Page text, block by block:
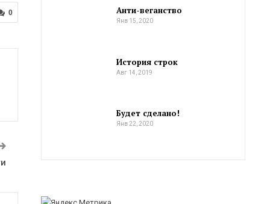
0 Анти-веганство
Янв 15, 2020
История строк
Авг 14, 2019
Будет сделано!
Янв 22, 2020